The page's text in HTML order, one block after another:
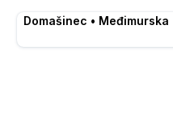
Domašinec • Međimurska